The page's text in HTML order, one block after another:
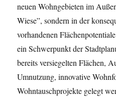
neuen Wohngebieten im
Wiese”, sondern in der
vorhandenen
ein Schwerpunkt der
bereits versiegelten Flächen,
Umnutzung, innovative
Wohntauschprojekte gelegt